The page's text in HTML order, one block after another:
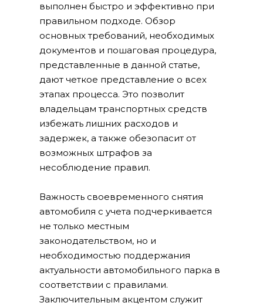
выполнен быстро и эффективно при
правильном подходе. Обзор
основных требований, необходимых
документов и пошаговая процедура,
представленные в данной статье,
дают четкое представление о всех
этапах процесса. Это позволит
владельцам транспортных средств
избежать лишних расходов и
задержек, а также обезопасит от
возможных штрафов за
несоблюдение правил.
Важность своевременного снятия
автомобиля с учета подчеркивается
не только местным
законодательством, но и
необходимостью поддержания
актуальности автомобильного парка в
соответствии с правилами.
Заключительным акцентом служит